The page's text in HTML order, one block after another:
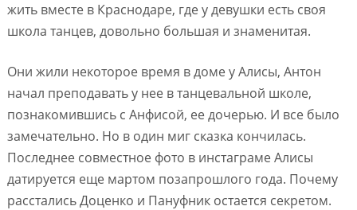
жить вместе в Краснодаре, где у девушки есть своя
школа танцев, довольно большая и знаменитая.
Они жили некоторое время в доме у Алисы, Антон
начал преподавать у нее в танцевальной школе,
познакомившись с Анфисой, ее дочерью. И все было
замечательно. Но в один миг сказка кончилась.
Последнее совместное фото в инстаграме Алисы
датируется еще мартом позапрошлого года. Почему
расстались Доценко и Пануфник остается секретом.